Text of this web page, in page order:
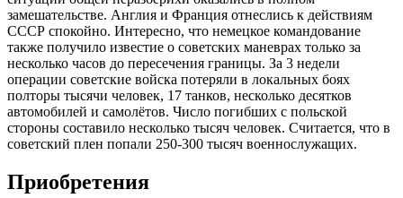
замешательстве. Англия и Франция отнеслись к действиям
СССР спокойно. Интересно, что немецкое командование
также получило известие о советских маневрах только за
несколько часов до пересечения границы. За 3 недели
операции советские войска потеряли в локальных боях
полторы тысячи человек, 17 танков, несколько десятков
автомобилей и самолётов. Число погибших с польской
стороны составило несколько тысяч человек. Считается, что в
советский плен попали 250-300 тысяч военнослужащих.
Приобретения